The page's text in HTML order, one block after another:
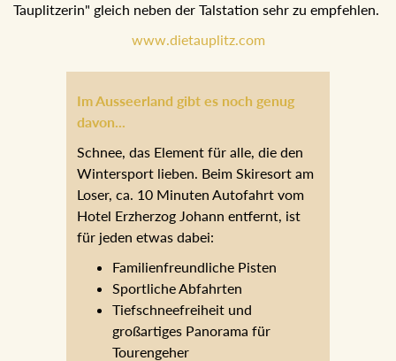
Tauplitzerin" gleich neben der Talstation sehr zu
Im Ausseerland gibt es noch genug
Schnee, das Element für alle, die den
Wintersport lieben. Beim Skiresort am
Loser, ca. 10 Minuten Autofahrt vom
Hotel Erzherzog Johann entfernt, ist
Familienfreundliche Pisten
Sportliche Abfahrten
Tiefschneefreiheit und
großartiges Panorama für